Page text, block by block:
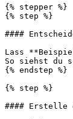
{% stepper %}
{% step %}
####
Lass
So siehst du
{% endstep %}
{% step %}
#### Erstelle